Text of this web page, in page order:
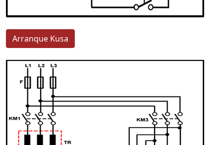
Arranque Kusa